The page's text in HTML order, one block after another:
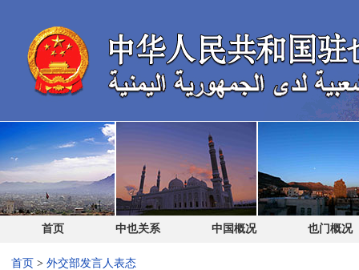
首页 中也关系 中国概况 也门概况
首页 > 外交部发言人表态